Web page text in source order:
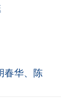
春华、陈